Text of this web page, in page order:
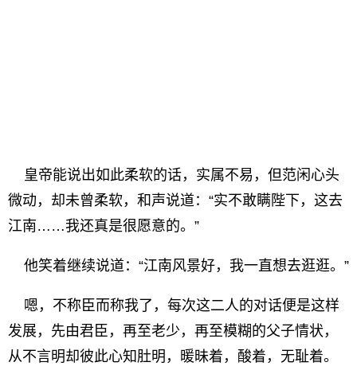
皇帝能说出如此柔软的话，实属不易，但范闲心头
微动，却未曾柔软，和声说道：“实不敢瞒陛下，这去
江南……我还真是很愿意的。”
他笑着继续说道：“江南风景好，我一直想去逛逛。”
嗯，不称臣而称我了，每次这二人的对话便是这样
发展，先由君臣，再至老少，再至模糊的父子情状，
从不言明却彼此心知肚明，暖昧着，酸着，无耻着。